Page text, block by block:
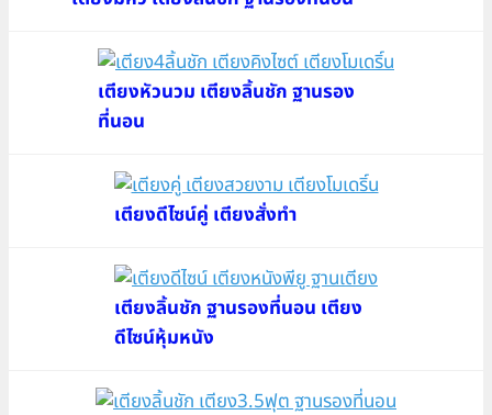
เตียงหัวนวม เตียงลิ้นชัก ฐานรอง
ที่นอน
เตียงดีไซน์คู่ เตียงสั่งทำ
เตียงลิ้นชัก ฐานรองที่นอน เตียง
ดีไซน์หุ้มหนัง